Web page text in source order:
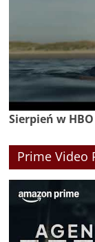
Sierpień w
Prime Video